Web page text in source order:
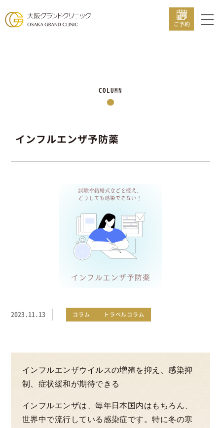
ご予約
インフルエンザ予防薬
COLUMN
2023.11.13 コラム トラベルコラム
インフルエンザウイルスの増殖を抑え、感染抑
制、症状緩和が期待できる
インフルエンザは、毎年日本国内はもちろん、
世界中で流行している感染症です。特に冬の寒